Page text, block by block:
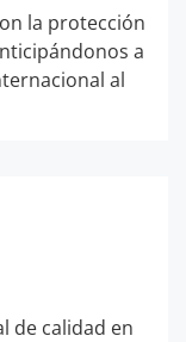
la protección
a
al
de calidad en